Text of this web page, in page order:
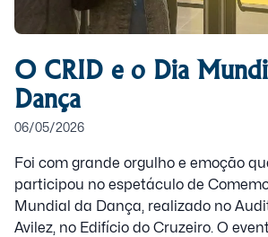
O CRID e o Dia
Dança
06/05/2026
Foi com grande orgulho e emoção
participou no espetáculo de
Mundial da Dança, realizado no
Avilez, no Edifício do Cruzeiro. O